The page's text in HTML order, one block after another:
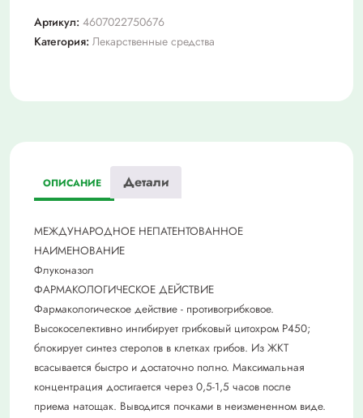
100
мг
Артикул: 4607022750676
Категория: Лекарственные средства
ОПИСАНИЕ Детали
МЕЖДУНАРОДНОЕ НЕПАТЕНТОВАННОЕ
НАИМЕНОВАНИЕ
Флуконазол
ФАРМАКОЛОГИЧЕСКОЕ ДЕЙСТВИЕ
Фармакологическое действие - противогрибковое.
Высокоселективно ингибирует грибковый цитохром Р450;
блокирует синтез стеролов в клетках грибов. Из ЖКТ
всасывается быстро и достаточно полно. Максимальная
концентрация достигается через 0,5-1,5 часов после
приема натощак. Выводится почками в неизмененном виде.